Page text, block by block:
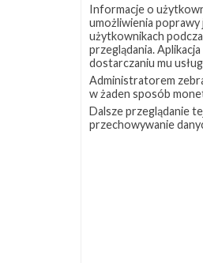
Informacje o
umożliwienia poprawy
użytkownikach
przeglądania.
dostarczaniu mu
Administratorem
w żaden sposób
Dalsze przeglądanie
przechowywanie